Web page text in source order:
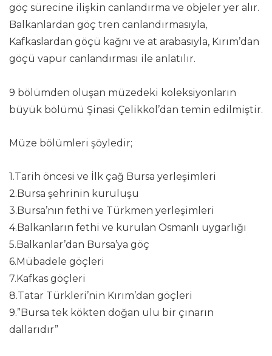
göç sürecine ilişkin canlandırma ve objeler yer alır.
Balkanlardan göç tren canlandırmasıyla,
Kafkaslardan göçü kağnı ve at arabasıyla, Kırım’dan
göçü vapur canlandırması ile anlatılır.
9 bölümden oluşan müzedeki koleksiyonların
büyük bölümü Şinasi Çelikkol’dan temin edilmiştir.
Müze bölümleri şöyledir;
1.Tarih öncesi ve İlk çağ Bursa yerleşimleri
2.Bursa şehrinin kuruluşu
3.Bursa’nın fethi ve Türkmen yerleşimleri
4.Balkanların fethi ve kurulan Osmanlı uygarlığı
5.Balkanlar’dan Bursa’ya göç
6.Mübadele göçleri
7.Kafkas göçleri
8.Tatar Türkleri’nin Kırım’dan göçleri
9.”Bursa tek kökten doğan ulu bir çınarın
dallarıdır”